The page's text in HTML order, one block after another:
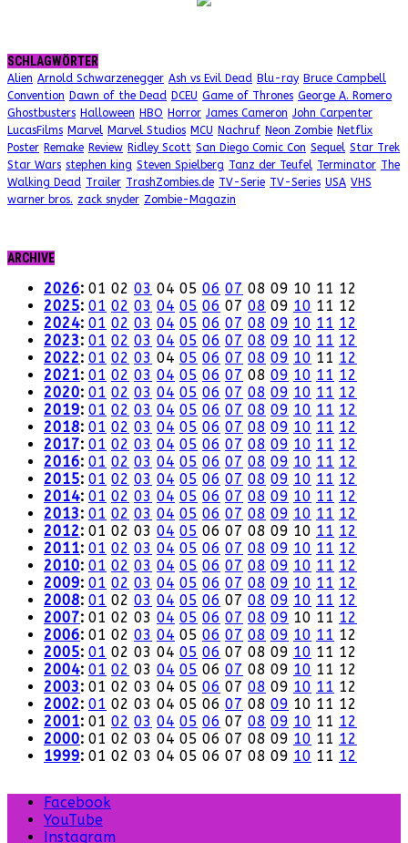
SCHLAGWÖRTER
Alien Arnold Schwarzenegger Ash vs Evil Dead Blu-ray Bruce Campbell
Convention Dawn of the Dead DCEU Game of Thrones George A. Romero
Ghostbusters Halloween HBO Horror James Cameron John Carpenter
LucasFilms Marvel Marvel Studios MCU Nachruf Neon Zombie Netflix
Poster Remake Review Ridley Scott San Diego Comic Con Sequel Star Trek
Star Wars stephen king Steven Spielberg Tanz der Teufel Terminator The
Walking Dead Trailer TrashZombies.de TV-Serie TV-Series USA VHS
warner bros. zack snyder Zombie-Magazin
ARCHIVE
2026: 01 02 03 04 05 06 07 08 09 10 11 12
2025: 01 02 03 04 05 06 07 08 09 10 11 12
2024: 01 02 03 04 05 06 07 08 09 10 11 12
2023: 01 02 03 04 05 06 07 08 09 10 11 12
2022: 01 02 03 04 05 06 07 08 09 10 11 12
2021: 01 02 03 04 05 06 07 08 09 10 11 12
2020: 01 02 03 04 05 06 07 08 09 10 11 12
2019: 01 02 03 04 05 06 07 08 09 10 11 12
2018: 01 02 03 04 05 06 07 08 09 10 11 12
2017: 01 02 03 04 05 06 07 08 09 10 11 12
2016: 01 02 03 04 05 06 07 08 09 10 11 12
2015: 01 02 03 04 05 06 07 08 09 10 11 12
2014: 01 02 03 04 05 06 07 08 09 10 11 12
2013: 01 02 03 04 05 06 07 08 09 10 11 12
2012: 01 02 03 04 05 06 07 08 09 10 11 12
2011: 01 02 03 04 05 06 07 08 09 10 11 12
2010: 01 02 03 04 05 06 07 08 09 10 11 12
2009: 01 02 03 04 05 06 07 08 09 10 11 12
2008: 01 02 03 04 05 06 07 08 09 10 11 12
2007: 01 02 03 04 05 06 07 08 09 10 11 12
2006: 01 02 03 04 05 06 07 08 09 10 11 12
2005: 01 02 03 04 05 06 07 08 09 10 11 12
2004: 01 02 03 04 05 06 07 08 09 10 11 12
2003: 01 02 03 04 05 06 07 08 09 10 11 12
2002: 01 02 03 04 05 06 07 08 09 10 11 12
2001: 01 02 03 04 05 06 07 08 09 10 11 12
2000: 01 02 03 04 05 06 07 08 09 10 11 12
1999: 01 02 03 04 05 06 07 08 09 10 11 12
Facebook
YouTube
Instagram